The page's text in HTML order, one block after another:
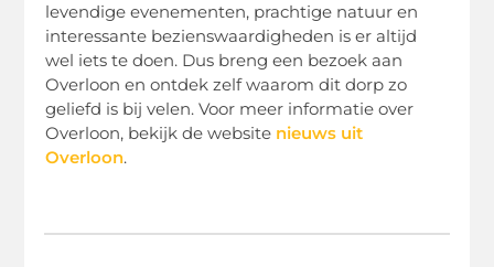
levendige evenementen, prachtige natuur en
interessante bezienswaardigheden is er altijd
wel iets te doen. Dus breng een bezoek aan
Overloon en ontdek zelf waarom dit dorp zo
geliefd is bij velen. Voor meer informatie over
Overloon, bekijk de website nieuws uit
Overloon.